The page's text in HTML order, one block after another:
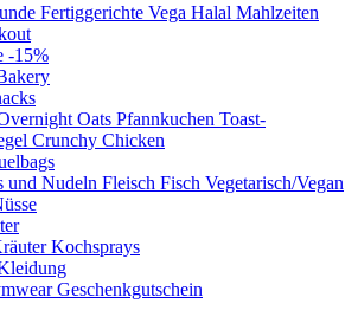
Fertiggerichte Vega Halal Mahlzeiten
-15%
Oats Pfannkuchen Toast-
Crunchy Chicken
und Nudeln Fleisch Fisch Vegetarisch/Vegan
Kochsprays
Geschenkgutschein